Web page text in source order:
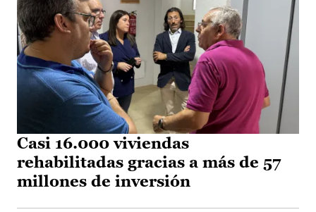
Casi 16.000 viviendas
rehabilitadas gracias a más de 57
millones de inversión